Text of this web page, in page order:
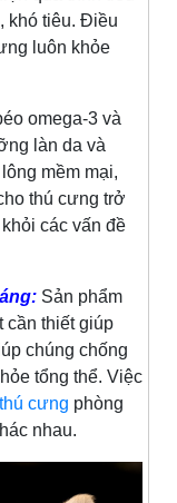
khó tiêu. Điều
luôn khỏe
omega-3 và
làn da và
mềm mại,
thú cưng trở
các vấn đề
Sản phẩm
cần thiết giúp
chúng chống
tổng thể. Việc
thú cưng phòng
nhau.